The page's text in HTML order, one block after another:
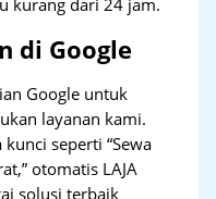
di Google
Google untuk
layanan kami.
seperti “Sewa
otomatis LAJA
solusi terbaik